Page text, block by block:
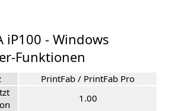
iP100 - Windows
Funktionen
PrintFab / PrintFab Pro
1.00